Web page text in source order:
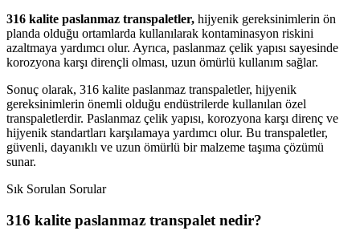
316 kalite paslanmaz transpaletler, hijyenik gereksinimlerin ön
planda olduğu ortamlarda kullanılarak kontaminasyon riskini
azaltmaya yardımcı olur. Ayrıca, paslanmaz çelik yapısı sayesinde
korozyona karşı dirençli olması, uzun ömürlü kullanım sağlar.
Sonuç olarak, 316 kalite paslanmaz transpaletler, hijyenik
gereksinimlerin önemli olduğu endüstrilerde kullanılan özel
transpaletlerdir. Paslanmaz çelik yapısı, korozyona karşı direnç ve
hijyenik standartları karşılamaya yardımcı olur. Bu transpaletler,
güvenli, dayanıklı ve uzun ömürlü bir malzeme taşıma çözümü
sunar.
Sık Sorulan Sorular
316 kalite paslanmaz transpalet nedir?